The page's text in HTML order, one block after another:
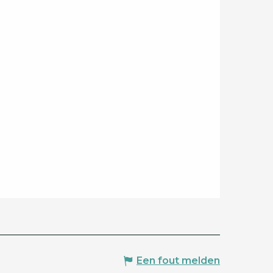
Een fout melden